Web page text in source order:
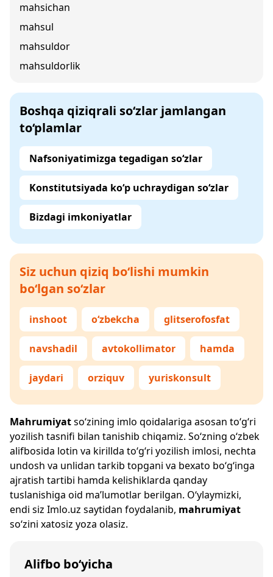
mahsichan
mahsul
mahsuldor
mahsuldorlik
Boshqa qiziqrali so‘zlar jamlangan
to‘plamlar
Nafsoniyatimizga tegadigan so‘zlar
Konstitutsiyada ko‘p uchraydigan so‘zlar
Bizdagi imkoniyatlar
Siz uchun qiziq bo‘lishi mumkin
bo‘lgan so‘zlar
inshoot o‘zbekcha glitserofosfat
navshadil avtokollimator hamda
jaydari orziquv yuriskonsult
Mahrumiyatso‘zining imlo qoidalariga asosan to‘g‘ri
yozilish tasnifi bilan tanishib chiqamiz. So‘zning o‘zbek
alifbosida lotin va kirillda to‘g‘ri yozilish imlosi, nechta
undosh va unlidan tarkib topgani va bexato bo‘g‘inga
ajratish tartibi hamda kelishiklarda qanday
tuslanishiga oid ma’lumotlar berilgan. O‘ylaymizki,
endi siz Imlo.uz saytidan foydalanib, mahrumiyat
so‘zini xatosiz yoza olasiz.
Alifbo bo‘yicha